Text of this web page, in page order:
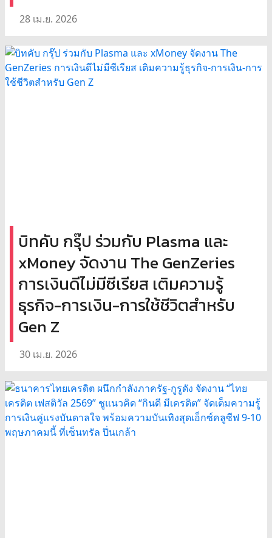
28 เม.ย. 2026
บิทคับ กรุ๊ป ร่วมกับ Plasma และ
xMoney จัดงาน The GenZeries
การเงินดีไม่มีซีเรียส เติมความรู้
ธุรกิจ-การเงิน-การใช้ชีวิตสำหรับ
Gen Z
30 เม.ย. 2026